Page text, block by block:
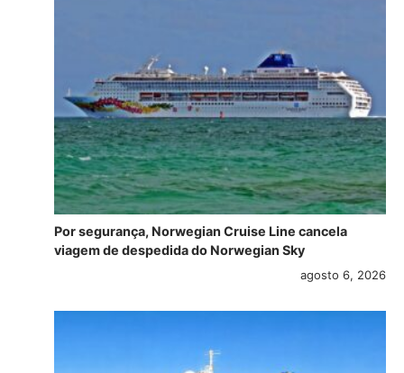
Por segurança, Norwegian Cruise Line cancela
viagem de despedida do Norwegian Sky
agosto 6, 2026